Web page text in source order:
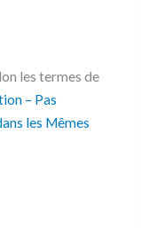
les termes de
– Pas
les Mêmes